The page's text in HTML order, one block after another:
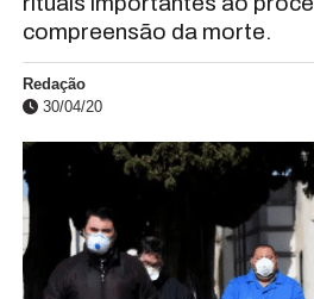
compreensão da morte.
Redação
30/04/20